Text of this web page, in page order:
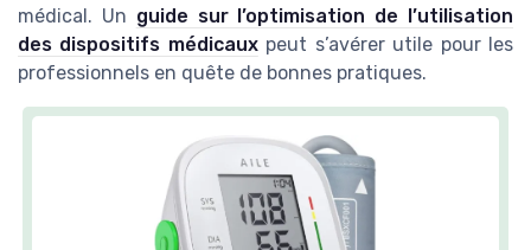
médical. Un guide sur l’optimisation de l’utilisation
des dispositifs médicauxpeut s’avérer utile pour les
professionnels en quête de bonnes pratiques.